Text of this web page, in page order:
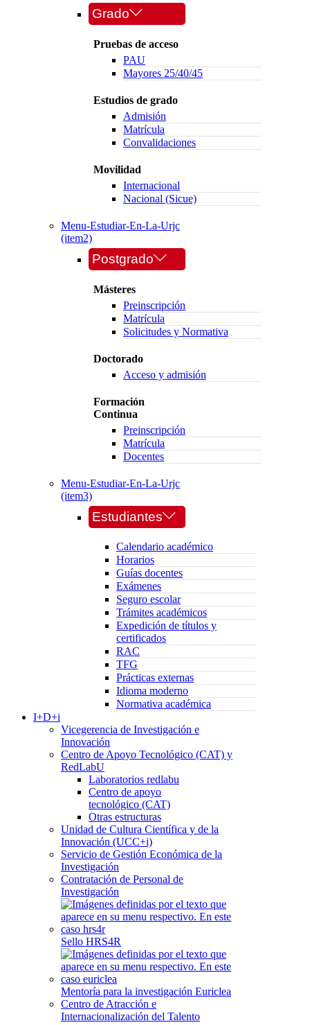
Grado
Pruebas de acceso
PAU
Mayores 25/40/45
Estudios de grado
Admisión
Matrícula
Convalidaciones
Movilidad
Internacional
Nacional (Sicue)
Menu-Estudiar-En-La-Urjc
(item2)
Postgrado
Másteres
Preinscripción
Matrícula
Solicitudes y Normativa
Doctorado
Acceso y admisión
Formación
Continua
Preinscripción
Matrícula
Docentes
Menu-Estudiar-En-La-Urjc
(item3)
Estudiantes
Calendario académico
Horarios
Guías docentes
Exámenes
Seguro escolar
Trámites académicos
Expedición de títulos y
certificados
RAC
TFG
Prácticas externas
Idioma moderno
Normativa académica
I+D+i
Vicegerencia de Investigación e
Innovación
Centro de Apoyo Tecnológico (CAT) y
RedLabU
Laboratorios redlabu
Centro de apoyo
tecnológico (CAT)
Otras estructuras
Unidad de Cultura Científica y de la
Innovación (UCC+i)
Servicio de Gestión Económica de la
Investigación
Contratación de Personal de
Investigación
Sello HRS4R
Mentoría para la investigación Euriclea
Centro de Atracción e
Internacionalización del Talento